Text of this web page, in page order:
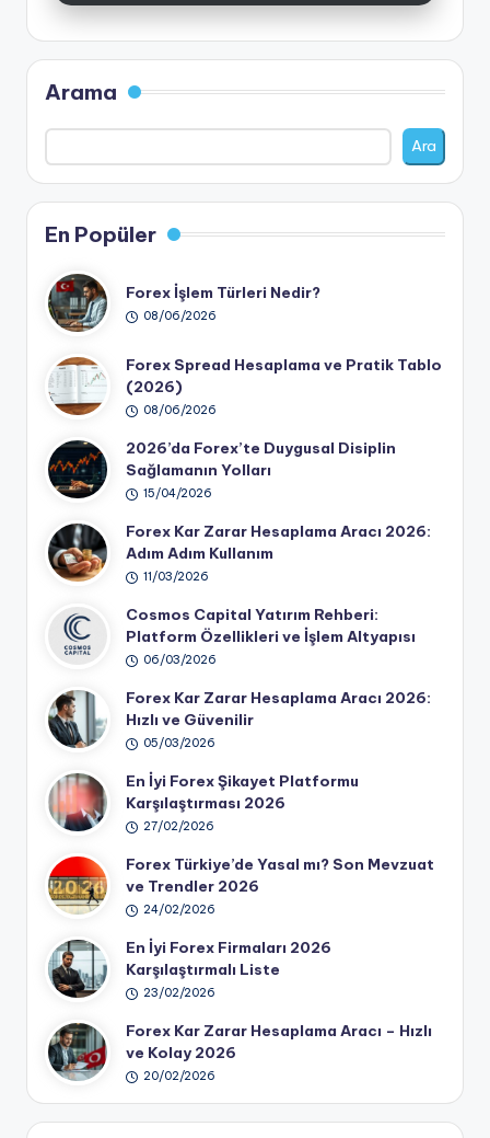
Arama
Ara
En Popüler
Forex İşlem Türleri Nedir?
08/06/2026
Forex Spread Hesaplama ve Pratik Tablo
(2026)
08/06/2026
2026’da Forex’te Duygusal Disiplin
Sağlamanın Yolları
15/04/2026
Forex Kar Zarar Hesaplama Aracı 2026:
Adım Adım Kullanım
11/03/2026
Cosmos Capital Yatırım Rehberi:
Platform Özellikleri ve İşlem Altyapısı
06/03/2026
Forex Kar Zarar Hesaplama Aracı 2026:
Hızlı ve Güvenilir
05/03/2026
En İyi Forex Şikayet Platformu
Karşılaştırması 2026
27/02/2026
Forex Türkiye’de Yasal mı? Son Mevzuat
ve Trendler 2026
24/02/2026
En İyi Forex Firmaları 2026
Karşılaştırmalı Liste
23/02/2026
Forex Kar Zarar Hesaplama Aracı – Hızlı
ve Kolay 2026
20/02/2026